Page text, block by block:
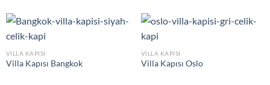
VILLA KAPISI
Villa Kapısı Bangkok
VILLA KAPISI
Villa Kapısı Oslo